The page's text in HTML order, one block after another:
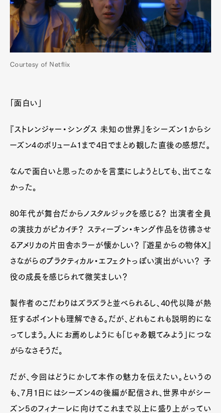
Courtesy of Netflix
「面白い」
『ストレンジャー・シングス 未知の世界』をシーズン1からシ
ーズン4のボリューム1まで4日でまとめ観した直後の感想だ。
なんで面白いと思ったのかを言葉にしようとしても、出てこな
かった。
80年代が舞台だからノスタルジックを感じる？ 出演者全員
の演技力がピカイチ？ スティーブン・キング作品を彷彿させ
るアメリカの片田舎ホラーが懐かしい？ 『遊星からの物体X』
さながらのプラクティカル・エフェクトっぽい演出がいい？ 子
役の成長を感じられて微笑ましい？
製作者のこだわりはズラズラと並べられるし、40代以降が熱
狂するポイントも理解できる。だが、どれもこれも説明的にな
ってしまう。人にお薦めしようにも「じゃあ観てみよう」につな
がらなさそうだ。
だが、今回はどうにかして本作の魅力を伝えたい。というの
も、7月1日にはシーズン4の後編が配信され、世界中がシー
ズン5のフィナーレに向けてこれまで以上に盛り上がってい